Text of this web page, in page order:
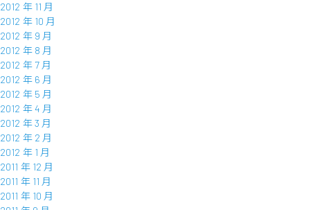
2012 年 11 月
2012 年 10 月
2012 年 9 月
2012 年 8 月
2012 年 7 月
2012 年 6 月
2012 年 5 月
2012 年 4 月
2012 年 3 月
2012 年 2 月
2012 年 1 月
2011 年 12 月
2011 年 11 月
2011 年 10 月